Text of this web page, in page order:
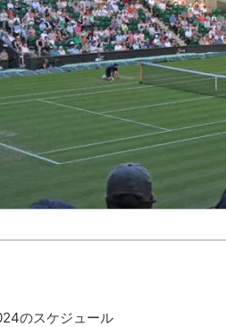
のスケジュール